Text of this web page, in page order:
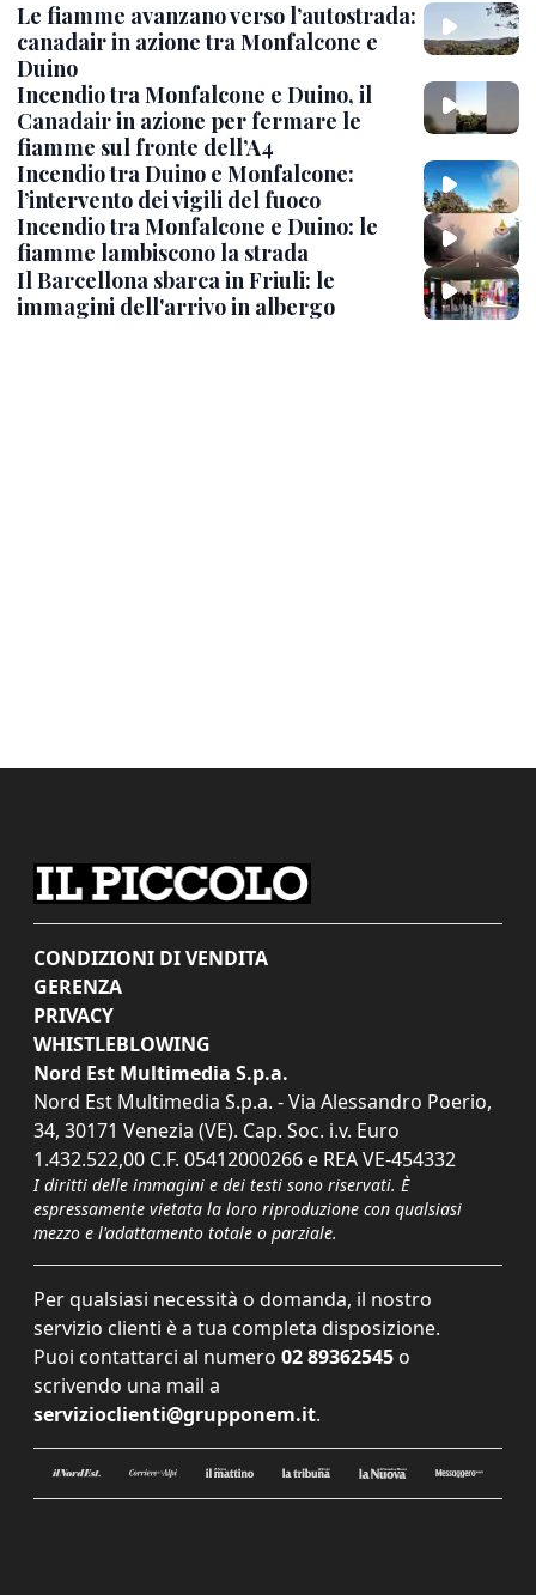
Le fiamme avanzano verso l’autostrada:
canadair in azione tra Monfalcone e
Duino
Incendio tra Monfalcone e Duino, il
Canadair in azione per fermare le
fiamme sul fronte dell’A4
Incendio tra Duino e Monfalcone:
l’intervento dei vigili del fuoco
Incendio tra Monfalcone e Duino: le
fiamme lambiscono la strada
Il Barcellona sbarca in Friuli: le
immagini dell'arrivo in albergo
CONDIZIONI DI VENDITA
GERENZA
PRIVACY
WHISTLEBLOWING
Nord Est Multimedia S.p.a.
Nord Est Multimedia S.p.a. - Via Alessandro Poerio,
34, 30171 Venezia (VE). Cap. Soc. i.v. Euro
1.432.522,00 C.F. 05412000266 e REA VE-454332
I diritti delle immagini e dei testi sono riservati. È
espressamente vietata la loro riproduzione con qualsiasi
mezzo e l'adattamento totale o parziale.
Per qualsiasi necessità o domanda, il nostro
servizio clienti è a tua completa disposizione.
Puoi contattarci al numero 02 89362545 o
scrivendo una mail a
servizioclienti@grupponem.it.